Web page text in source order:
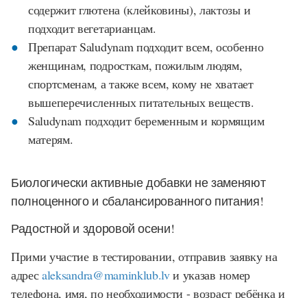
содержит глютена (клейковины), лактозы и
подходит вегетарианцам.
Препарат Saludynam подходит всем, особенно
женщинам, подросткам, пожилым людям,
спортсменам, а также всем, кому не хватает
вышеперечисленных питательных веществ.
Saludynam подходит беременным и кормящим
матерям.
Биологически активные добавки не заменяют
полноценного и сбалансированного питания!
Радостной и здоровой осени!
Прими участие в тестировании, отправив заявку на
адресaleksandra@maminklub.lvи указав номер
телефона, имя, по необходимости - возраст ребёнка и